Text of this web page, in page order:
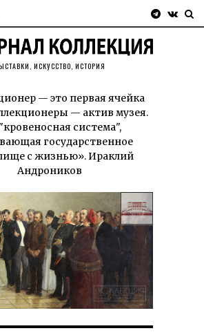
ИСКУССТВО, ИСТОРИЯ
— это первая ячейка
— актив музея.
система",
государственное
с жизнью». Ираклий
Андроников